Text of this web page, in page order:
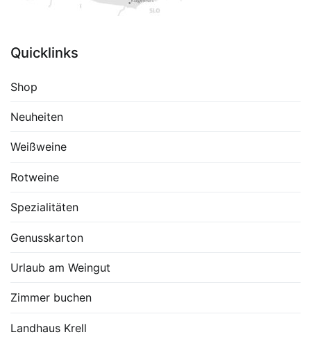
Quicklinks
Shop
Neuheiten
Weißweine
Rotweine
Spezialitäten
Genusskarton
Urlaub am Weingut
Zimmer buchen
Landhaus Krell